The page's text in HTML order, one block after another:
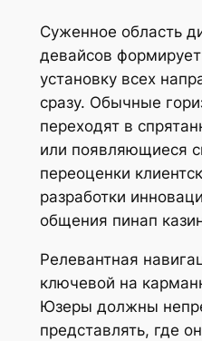
Суженное область
девайсов
установку всех
сразу. Обычные
переходят в
или появляющиеся
переоценки
разработки
общения пинап
Релевантная
ключевой на
Юзеры должны
представлять, где